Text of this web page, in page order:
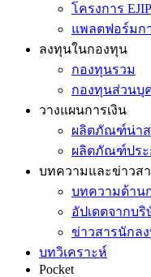
โครงการ EJIP
แพลตฟอร์มก
ลงทุนในกองทุน
กองทุนรวม
กองทุนส่วนบุ
วางแผนการเงิน
ผลิตภัณฑ์น่าส
ผลิตภัณฑ์ปร
บทความและข่าวส
บทความด้าน
อัปเดตจากบริ
ข่าวสารนักล
บทวิเคราะห์
Pocket